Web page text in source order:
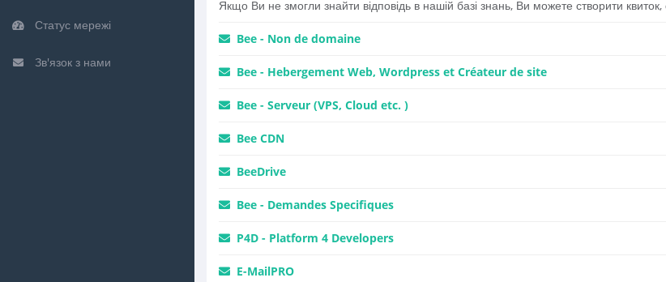
Статус мережі
Зв'язок з нами
Якщо Ви не змогли знайти відповідь в нашій базі знань, Ви можете створити квиток,
Bee - Non de domaine
Bee - Hebergement Web, Wordpress et Créateur de site
Bee - Serveur (VPS, Cloud etc. )
Bee CDN
BeeDrive
Bee - Demandes Specifiques
P4D - Platform 4 Developers
E-MailPRO